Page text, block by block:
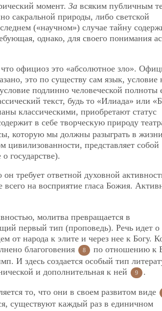
момент. За всяким публичным
сакральной природы, либо светской
(«научном») случае тайну
однако, для своего понимания
официоз это «абсолютное зло».
это по существу сам язык, условие
подлинно человеческой полноты
текст, будь то «Илиада» или
классическими, приобретают статус
в себе творческую природу
которую мы должны разыграть в
цивилизованности, представляет собой
государстве).
требует ответной духовной
на восприятие гласа Божия.
молитва превращается в
первый тип (проповедь). Речь идет о
народа к элите и через нее к Богу.
благоговения 8
по отношению к
И здесь создается особый тип
и дополнительная к ней
9 .
то, что они в своем развитом виде
существуют каждый раз в единичном